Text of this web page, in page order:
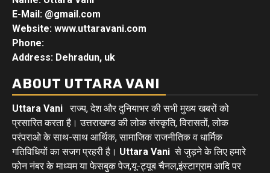
E-Mail: @gmail.com
Website: www.uttaravani.com
Phone:
Address: Dehradun, uk
ABOUT UTTARA VANI
Uttara Vani राज्य, देश और दुनियाभर की सभी मुख्य खबरों को
प्रसारित करता है। उत्तराखण्ड की लोक संस्कृति, विरासतों, लोक
परंपराओ के साथ-साथ आर्थिक, सामाजिक राजनीतिक व धार्मिक
गतिविधियों का सजग प्रहरी है। Uttara Vani से जुड़ने के लिए हमारे
फोन नंबर के माध्यम या फेसबुक पेज,यू-ट्यूब चैनल,इंस्टाग्राम आदि पर